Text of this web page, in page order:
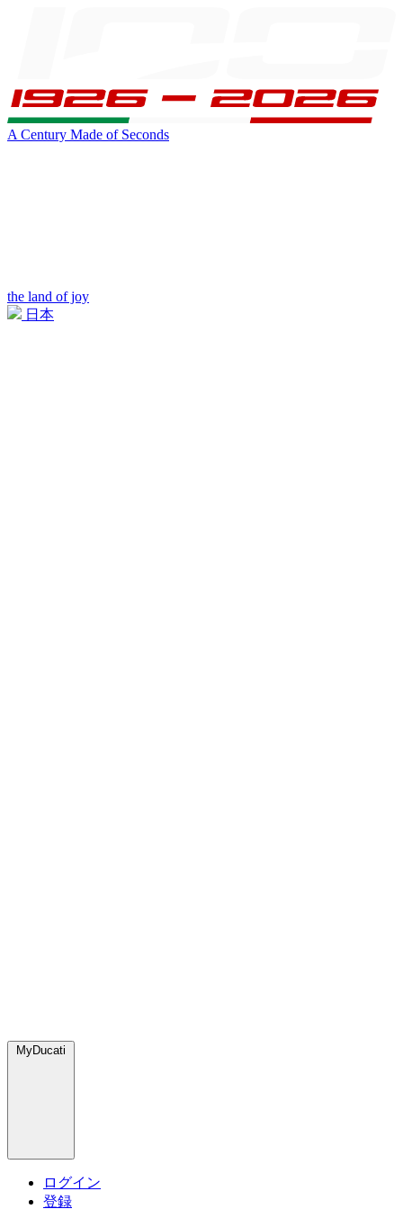
A Century Made of Seconds
the land of joy
日本
MyDucati
ログイン
登録